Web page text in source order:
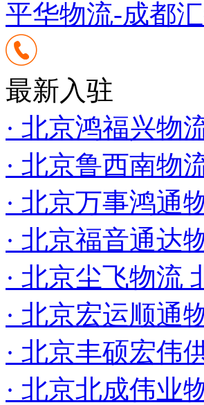
平华物流-成都
最新入驻
· 北京鸿福兴物
· 北京鲁西南物
· 北京万事鸿通
· 北京福音通达
· 北京尘飞物流
· 北京宏运顺通
· 北京丰硕宏伟
· 北京北成伟业